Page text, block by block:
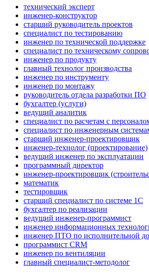
технический эксперт
инженер-конструктор
старший руководитель проектов
специалист по тестированию
инженер по технической поддержке
специалист по техническому
инженер по продукту
главный технолог производства
инженер по инструменту
инженер по монтажу
руководитель отдела разработки ПО
бухгалтер (услуги)
ведущий аналитик
специалист по расчетам с
специалист по инженерным
старший инженер-проектировщик
инженер-технолог (проектирование)
ведущий инженер по эксплуатации
программный директор
инженер-проектировщик
математик
тестировщик
старший специалист по системе 1С
бухгалтер по реализации
ведущий инженер-программист
инженер информационных
инженер ПТО по исполнительной
программист CRM
инженер по вентиляции
главный специалист-методолог